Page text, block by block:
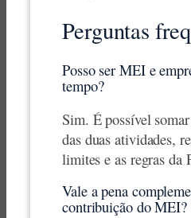
Perguntas
Posso ser MEI e
tempo?
Sim. É possível
das duas atividades,
limites e as regras da
Vale a pena
contribuição do MEI?